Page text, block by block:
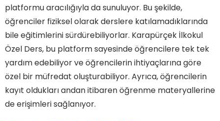
platformu aracılığıyla da sunuluyor. Bu şekilde,
öğrenciler fiziksel olarak derslere katılamadıklarında
bile eğitimlerini sürdürebiliyorlar. Karapürçek İlkokul
Özel Ders, bu platform sayesinde öğrencilere tek tek
yardım edebiliyor ve öğrencilerin ihtiyaçlarına göre
özel bir müfredat oluşturabiliyor. Ayrıca, öğrencilerin
kayıt oldukları andan itibaren öğrenme materyallerine
de erişimleri sağlanıyor.